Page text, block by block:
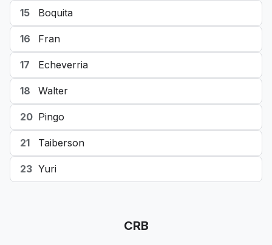
15 Boquita
16 Fran
17 Echeverria
18 Walter
20 Pingo
21 Taiberson
23 Yuri
CRB